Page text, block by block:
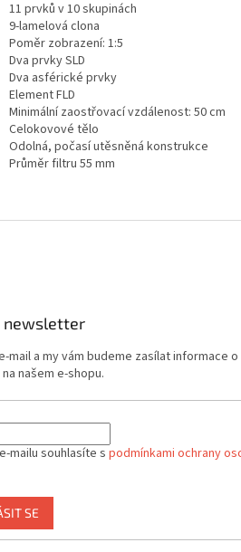
11 prvků v 10 skupinách
9-lamelová clona
Poměr zobrazení: 1:5
Dva prvky SLD
Dva asférické prvky
Element FLD
Minimální zaostřovací vzdálenost: 50 cm
Celokovové tělo
Odolná, počasí utěsněná konstrukce
Průměr filtru 55 mm
newsletter
mail a my vám budeme zasílat informace
našem e-shopu.
mailu souhlasíte s podmínkami ochrany
SE